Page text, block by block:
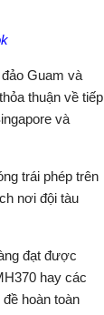
Guam và
thuận về tiếp
và
trái phép trên
nơi đội tàu
đạt được
hay các
hoàn toàn